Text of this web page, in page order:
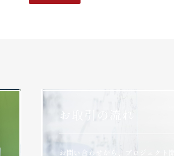
お取引の流れ
お問い合わせから、プロジェクト